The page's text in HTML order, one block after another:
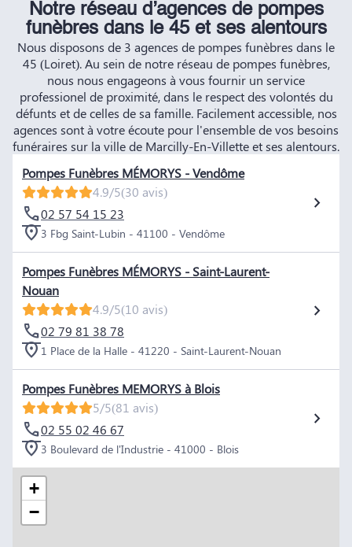
Notre réseau d’agences de pompes
funèbres dans le 45 et ses alentours
Nous disposons de 3 agences de pompes funèbres dans le
45 (Loiret). Au sein de notre réseau de pompes funèbres,
nous nous engageons à vous fournir un service
professionel de proximité, dans le respect des volontés du
défunts et de celles de sa famille. Facilement accessible, nos
agences sont à votre écoute pour l'ensemble de vos besoins
funéraires sur la ville de Marcilly-En-Villette et ses alentours.
Pompes Funèbres MÉMORYS - Vendôme
4.9/5(30 avis)
02 57 54 15 23
3 Fbg Saint-Lubin - 41100 - Vendôme
Pompes Funèbres MÉMORYS - Saint-Laurent-
Nouan
4.9/5(10 avis)
02 79 81 38 78
1 Place de la Halle - 41220 - Saint-Laurent-Nouan
Pompes Funèbres MEMORYS à Blois
5/5(81 avis)
02 55 02 46 67
3 Boulevard de l'Industrie - 41000 - Blois
+
−